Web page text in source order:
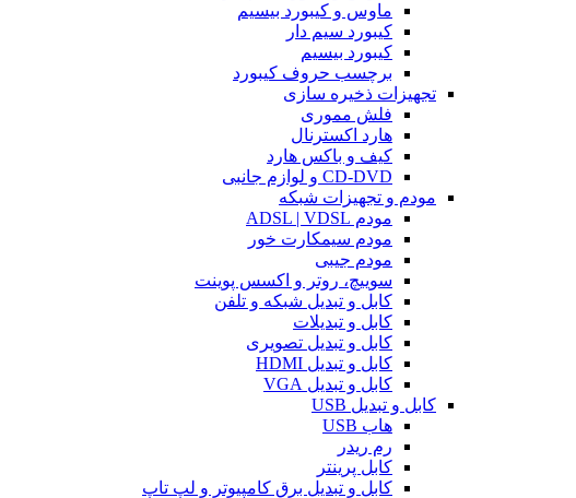
ماوس و کیبورد بیسیم
کیبورد سیم دار
کیبورد بیسیم
برچسب حروف کیبورد
تجهیزات ذخیره سازی
فلش مموری
هارد اکسترنال
کیف و باکس هارد
CD-DVD و لوازم جانبی
مودم و تجهیزات شبکه
مودم ADSL | VDSL
مودم سیمکارت خور
مودم جیبی
سوییچ، روتر و اکسس پوینت
کابل و تبدیل شبکه و تلفن
کابل و تبدیلات
کابل و تبدیل تصویری
کابل و تبدیل HDMI
کابل و تبدیل VGA
کابل و تبدیل USB
هاب USB
رم ریدر
کابل پرینتر
کابل و تبدیل برق کامپیوتر و لپ تاپ